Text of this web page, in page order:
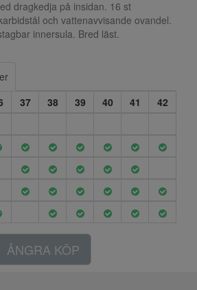
dragkedja på insidan. 16 st
och vattenavvisande ovandel.
innersula. Bred läst.
37 38 39 40 41
42
ÅNGRA KÖP